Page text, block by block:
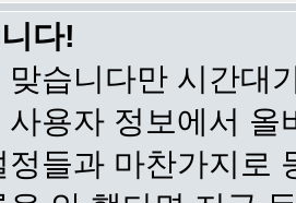
다!
맞습니다만 시간대
사용자 정보에서
정들과 마찬가지로